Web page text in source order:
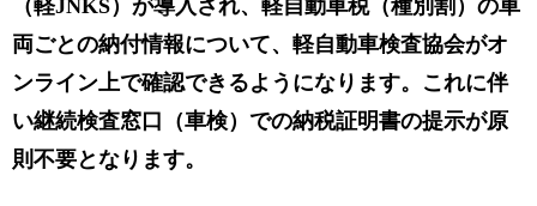
（軽JNKS）が導入され、軽自動車税（種別割）の車
両ごとの納付情報について、軽自動車検査協会がオ
ンライン上で確認できるようになります。これに伴
い継続検査窓口（車検）での納税証明書の提示が原
則不要となります。